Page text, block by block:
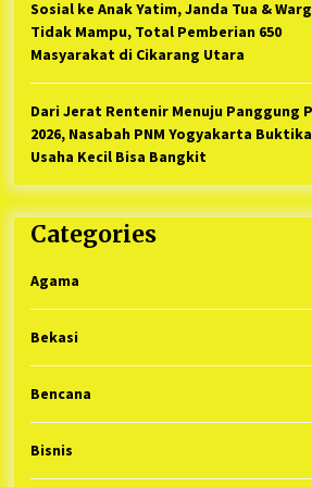
Sosial ke Anak Yatim, Janda Tua &
Tidak Mampu, Total Pemberian 650
Masyarakat di Cikarang Utara
Dari Jerat Rentenir Menuju Panggung
2026, Nasabah PNM Yogyakarta
Usaha Kecil Bisa Bangkit
Categories
Agama
Bekasi
Bencana
Bisnis